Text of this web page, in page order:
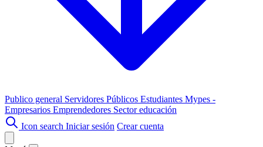
Publico general Servidores Públicos Estudiantes Mypes -
Empresarios Emprendedores Sector educación
Icon search Iniciar sesión Crear cuenta